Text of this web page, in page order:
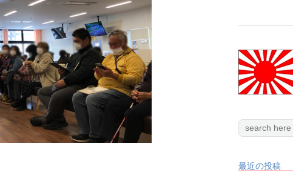
最近の投稿